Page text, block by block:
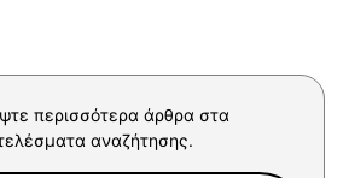
περισσότερα άρθρα στα
αναζήτησης.